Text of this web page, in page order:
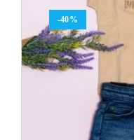
-40%